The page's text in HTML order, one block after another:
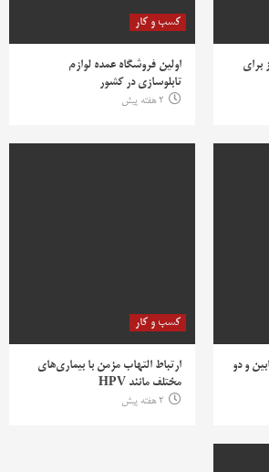
برای
کسب و کار
اولین فروشگاه عمده لوازم
تابلوسازی در کشور
2 هفته پیش
و دو
کسب و کار
ارتباط التهاب مزمن با بیماری‌های
مختلف مانند HPV
2 هفته پیش